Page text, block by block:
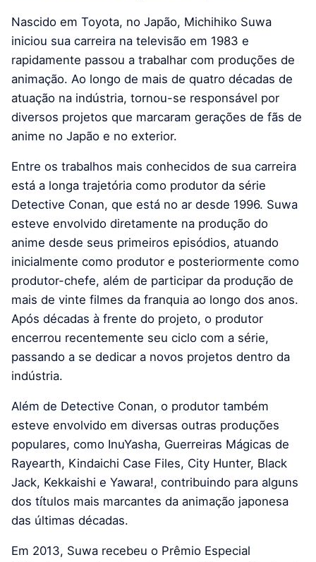
Nascido em Toyota, no Japão, Michihiko Suwa
iniciou sua carreira na televisão em 1983 e
rapidamente passou a trabalhar com produções de
animação. Ao longo de mais de quatro décadas de
atuação na indústria, tornou-se responsável por
diversos projetos que marcaram gerações de fãs de
anime no Japão e no exterior.
Entre os trabalhos mais conhecidos de sua carreira
está a longa trajetória como produtor da série
Detective Conan, que está no ar desde 1996. Suwa
esteve envolvido diretamente na produção do
anime desde seus primeiros episódios, atuando
inicialmente como produtor e posteriormente como
produtor-chefe, além de participar da produção de
mais de vinte filmes da franquia ao longo dos anos.
Após décadas à frente do projeto, o produtor
encerrou recentemente seu ciclo com a série,
passando a se dedicar a novos projetos dentro da
indústria.
Além de Detective Conan, o produtor também
esteve envolvido em diversas outras produções
populares, como InuYasha, Guerreiras Mágicas de
Rayearth, Kindaichi Case Files, City Hunter, Black
Jack, Kekkaishi e Yawara!, contribuindo para alguns
dos títulos mais marcantes da animação japonesa
das últimas décadas.
Em 2013, Suwa recebeu o Prêmio Especial